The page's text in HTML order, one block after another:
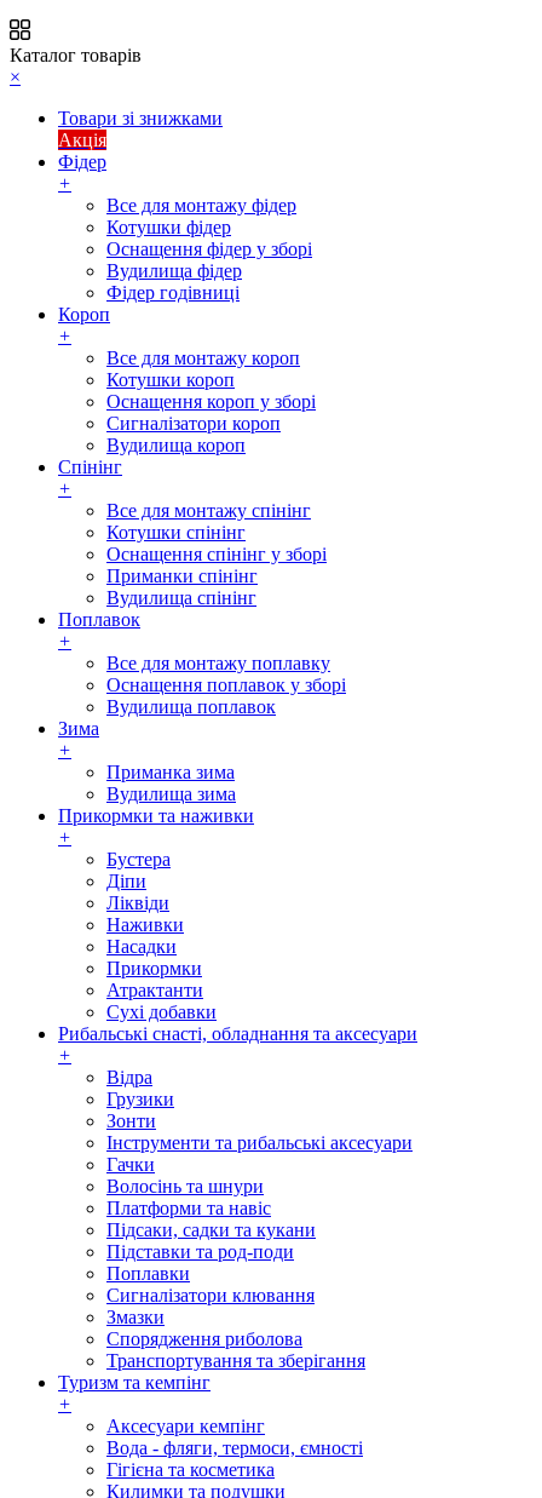
Каталог товарів
×
Товари зі знижками
Акція
Фідер
+
Все для монтажу фідер
Котушки фідер
Оснащення фідер у зборі
Вудилища фідер
Фідер годівниці
Короп
+
Все для монтажу короп
Котушки короп
Оснащення короп у зборі
Сигналізатори короп
Вудилища короп
Спінінг
+
Все для монтажу спінінг
Котушки спінінг
Оснащення спінінг у зборі
Приманки спінінг
Вудилища спінінг
Поплавок
+
Все для монтажу поплавку
Оснащення поплавок у зборі
Вудилища поплавок
Зима
+
Приманка зима
Вудилища зима
Прикормки та наживки
+
Бустера
Діпи
Ліквіди
Наживки
Насадки
Прикормки
Атрактанти
Сухі добавки
Рибальські снасті, обладнання та аксесуари
+
Відра
Грузики
Зонти
Інструменти та рибальські аксесуари
Гачки
Волосінь та шнури
Платформи та навіс
Підсаки, садки та кукани
Підставки та род-поди
Поплавки
Сигналізатори клювання
Змазки
Спорядження риболова
Транспортування та зберігання
Туризм та кемпінг
+
Аксесуари кемпінг
Вода - фляги, термоси, ємності
Гігієна та косметика
Килимки та подушки